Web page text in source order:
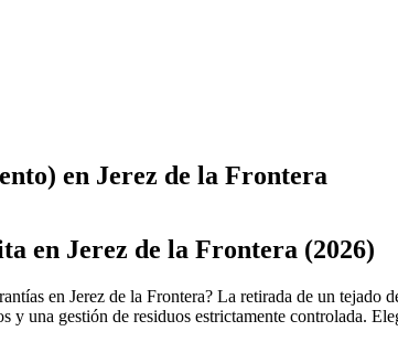
en Jerez de la Frontera
en Jerez de la Frontera (2026)
en Jerez de la Frontera? La retirada de un
y una gestión de residuos estrictamente controlada.